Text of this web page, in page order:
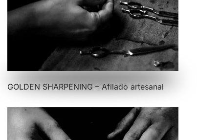
GOLDEN SHARPENING – Afilado artesanal